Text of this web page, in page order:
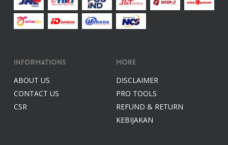
Informations
ABOUT US
CONTACT US
CSR
More
DISCLAIMER
PRO TOOLS
REFUND & RETURN
KEBIJAKAN